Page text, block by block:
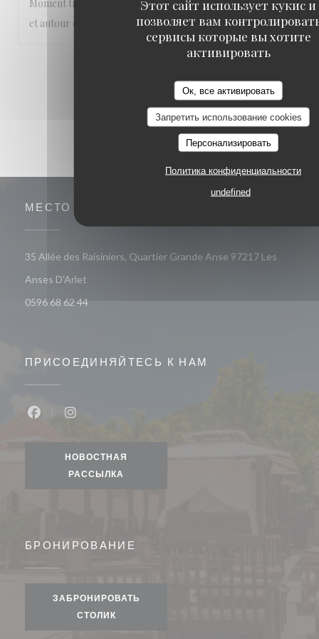
Этот сайт использует кукис и
позволяет вам
сервисы которые вы хотите
активировать
Ок, все активировать
Запретить использование cookies
Персонализировать
Политика конфиденциальности
undefined
Moment très agréable les pieds dans l’eau , abrité du soleil
et autour de bons plats
МЕСТО
35 Allée des Raisiniers, Quartier Grande Anse 97217 Les
Anses D'Arlet
0596 68 62 44
ПРИСОЕДИНЯЙТЕСЬ К НАМ
НОВОСТНАЯ
РАССЫЛКА
БРОНИРОВАНИЕ
ЗАБРОНИРОВАТЬ
СТОЛИК